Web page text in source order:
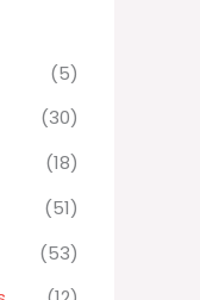
(5)
(30)
(18)
(51)
(53)